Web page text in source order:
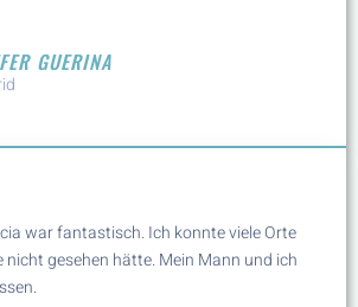
GUERINA
war fantastisch. Ich konnte viele Orte
nicht gesehen hätte. Mein Mann und ich